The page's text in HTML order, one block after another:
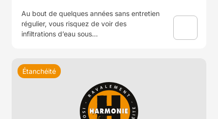
Au bout de quelques années sans entretien
régulier, vous risquez de voir des
infiltrations d’eau sous…
Étanchéité